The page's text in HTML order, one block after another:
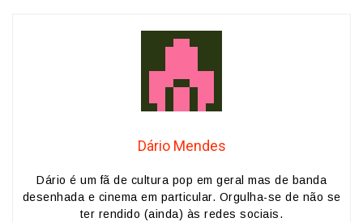
Dário Mendes
Dário é um fã de cultura pop em geral mas de banda
desenhada e cinema em particular. Orgulha-se de não se
ter rendido (ainda) às redes sociais.